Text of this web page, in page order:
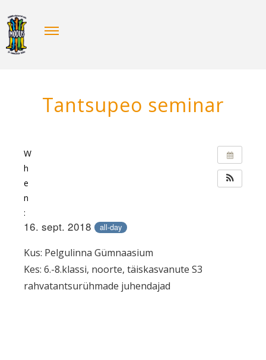
Tantsupeo seminar
W
h
e
n
:
16. sept. 2018 all-day
Kus: Pelgulinna Gümnaasium
Kes: 6.-8.klassi, noorte, täiskasvanute S3
rahvatantsurühmade juhendajad